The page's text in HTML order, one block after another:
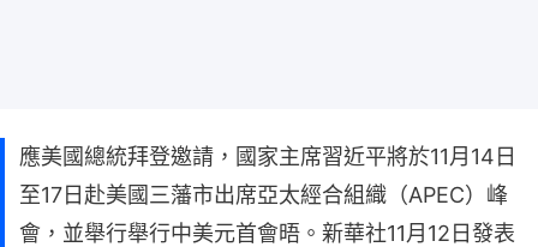
應美國總統拜登邀請，國家主席習近平將於11月14日
至17日赴美國三藩市出席亞太經合組織（APEC）峰
會，並舉行舉行中美元首會晤。新華社11月12日發表